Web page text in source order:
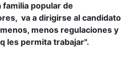
familia popular de
va a dirigirse al candidato
menos regulaciones y
les permita trabajar".